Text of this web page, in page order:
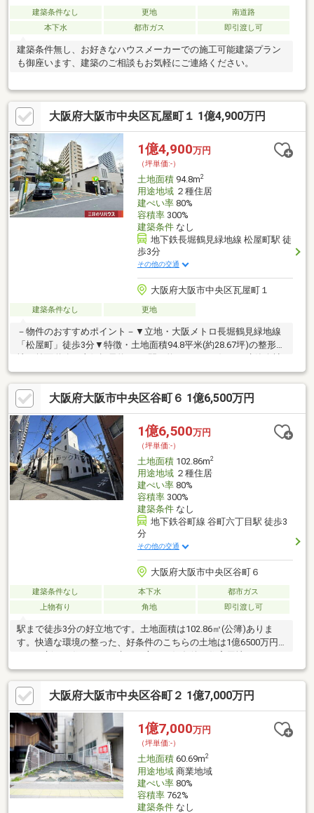
建築条件なし 更地
南道路
本下水
都市ガス 即引渡し可
建築条件無し、お好きなハウスメーカーでの施工可能建築プラン
も御座います、建築のご相談もお気軽にご連絡ください。
大阪府大阪市中央区瓦屋町１ 1億4,900万円
1億4,900万円
（坪単価:-）
土地面積94.8m2
用途地域２種住居
建ぺい率80%
容積率300%
建築条件なし
地下鉄長堀鶴見緑地線 松屋町駅 徒
歩3分
その他の交通
大阪府大阪市中央区瓦屋町１
建築条件なし 更地
－物件のおすすめポイント－▼立地・大阪メトロ長堀鶴見緑地線
「松屋町」徒歩3分▼特徴・土地面積94.8平米(約28.67坪)の整形
を選択可能・周辺には既に建物有、近隣状況を考慮した設計可能
▼周辺環境・スーパーサンコー空堀店 徒歩1分(約80m)※現状はコ
インパーキングとして稼働中。引渡しまでに売主の責任と負担に
おいて解約(解約まで2か月要)※土地北側の一部は、北西側隣接地
所有者が通路として使用■ ご希望の住まい探しをお手伝いします
━━━━━・・・物件の詳細・ご相談はお気軽にお問い合わせく
ださい。
大阪府大阪市中央区谷町６ 1億6,500万円
1億6,500万円
（坪単価:-）
土地面積102.86m2
用途地域２種住居
建ぺい率80%
容積率300%
建築条件なし
地下鉄谷町線 谷町六丁目駅 徒歩3
分
その他の交通
大阪府大阪市中央区谷町６
建築条件なし 本下水
都市ガス
上物有り
角地 即引渡し可
駅まで徒歩3分の好立地です。土地面積は102.86㎡(公簿)ありま
す。快適な環境の整った、好条件のこちらの土地は1億6500万円
です。傾斜地より建築が楽な平坦地です。目立ちやすい角地なの
で、安心して生活をおくることができます。土地購入をお考えの
方にイチオシの売地がこちらです。
大阪府大阪市中央区谷町２ 1億7,000万円
1億7,000万円
（坪単価:-）
土地面積60.69m2
用途地域商業地域
建ぺい率80%
容積率762%
建築条件なし